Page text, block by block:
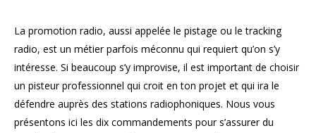
La promotion radio, aussi appelée le pistage ou le tracking
radio, est un métier parfois méconnu qui requiert qu’on s’y
intéresse. Si beaucoup s’y improvise, il est important de choisir
un pisteur professionnel qui croit en ton projet et qui ira le
défendre auprès des stations radiophoniques. Nous vous
présentons ici les dix commandements pour s’assurer du